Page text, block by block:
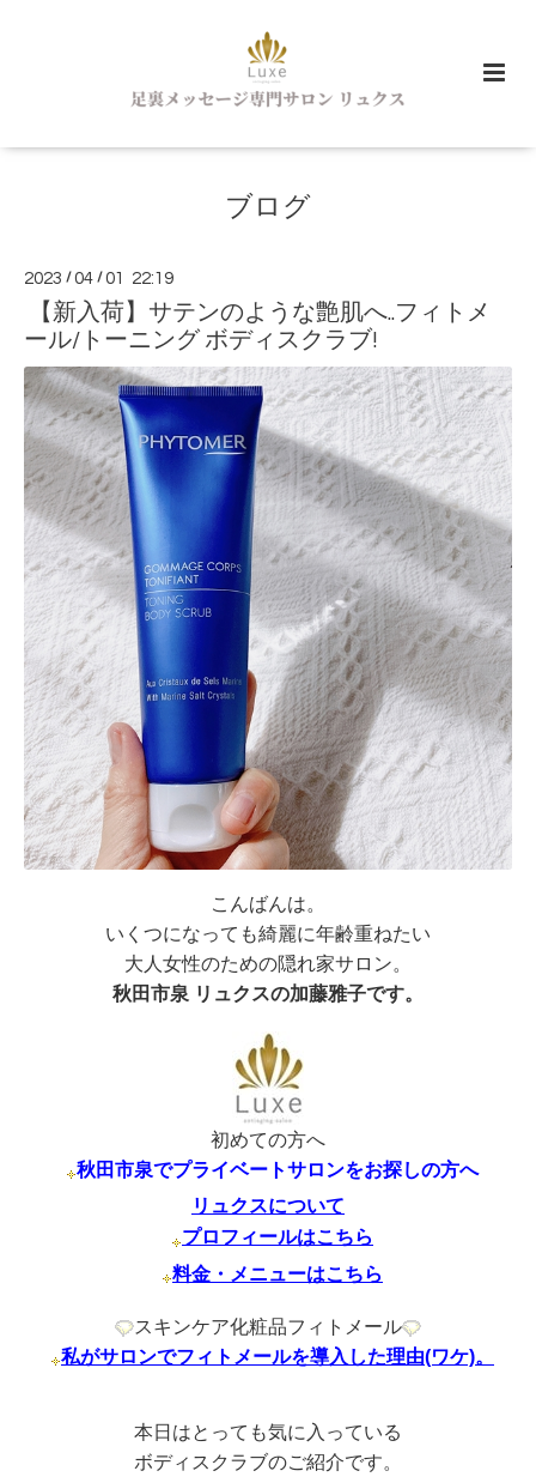
ブログ
2023 /04 /01 22:19
【新入荷】サテンのような艶肌へ..フィトメ
ール/トーニング ボディスクラブ!
こんばんは。
いくつになっても綺麗に年齢重ねたい
大人女性のための隠れ家サロン。
秋田市泉 リュクスの加藤雅子です。
初めての方へ
秋田市泉でプライベートサロンをお探しの方へ
リュクスについて
プロフィールはこちら
料金・メニューはこちら
スキンケア化粧品フィトメール
私がサロンでフィトメールを導入した理由(ワケ)。
本日はとっても気に入っている
ボディスクラブのご紹介です。